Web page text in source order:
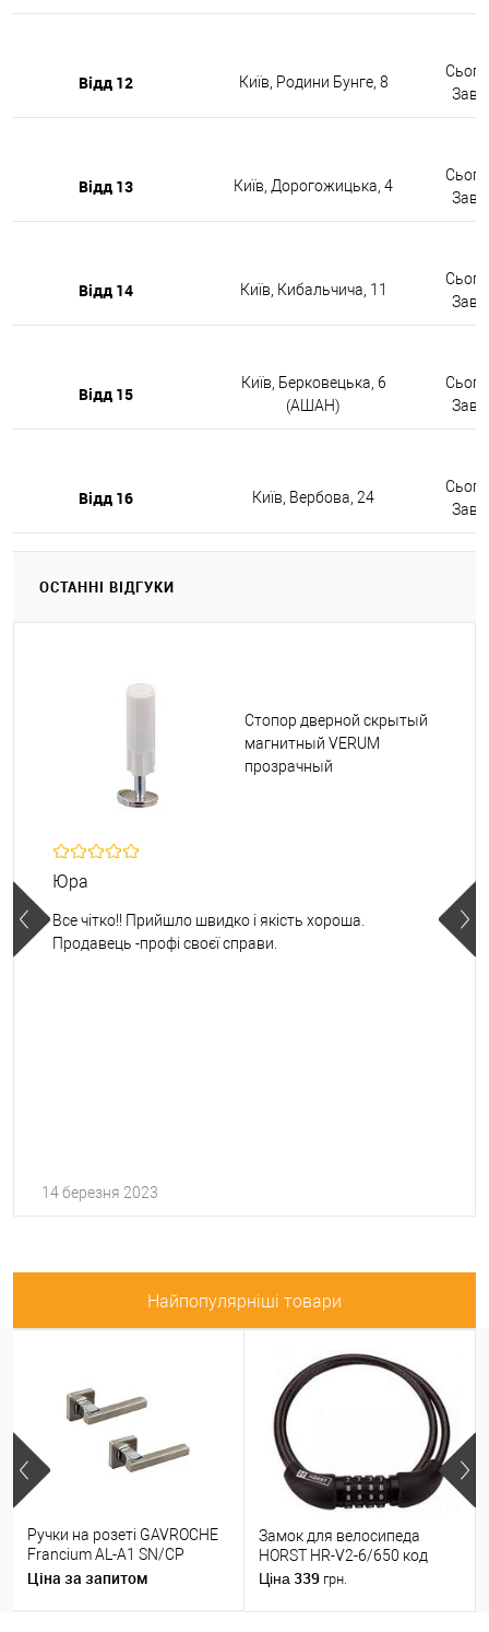
Відд 12 Київ, Родини Бунге, 8
Відд 13 Київ, Дорогожицька, 4
Відд 14 Київ, Кибальчича, 11
Відд 15
Київ, Берковецька, 6
(АШАН)
Відд 16 Київ, Вербова, 24
ОСТАННІ ВІДГУКИ
Стопор дверной скрытый
магнитный VERUM
прозрачный
Юра
Все чітко!! Прийшло швидко і якість хороша.
Продавець -профі своєї справи.
14 березня 2023
Найпопулярніші товари
Ручки на розеті GAVROCHE
Francium AL-A1 SN/CP
нікель/хром
Ціна за запитом
Замок для велосипеда
HORST HR-V2-6/650 код
Ціна 339 грн.